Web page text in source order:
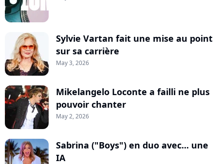
Sylvie Vartan fait une mise au point
sur sa carrière
May 3, 2026
Mikelangelo Loconte a failli ne plus
pouvoir chanter
May 2, 2026
Sabrina ("Boys") en duo avec... une
IA